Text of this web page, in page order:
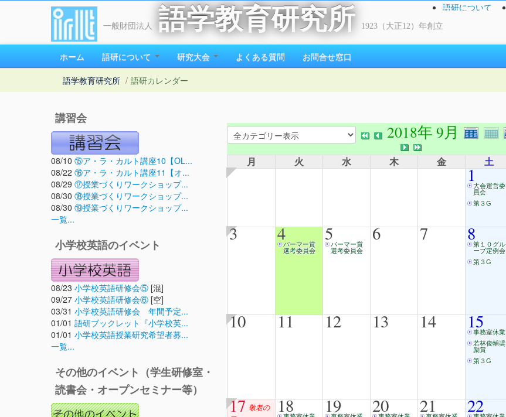
一般財団法人 語学教育研究所 1923（大正12）年創立
語研について
ホーム 語研について 研究大会 よくある質問 お問合せ窓口
語学教育研究所 / 語研カレンダー
講習会
08/10 ⑮ア・ラ・カルト講座10【OL...
08/22 ⑯ア・ラ・カルト講座11【オ...
08/29 ⑰授業づくりワークショップ...
08/30 ⑱授業づくりワークショップ...
08/30 ⑲授業づくりワークショップ...
一覧...
小学校英語のイベント
08/23 小学校英語研修会⑤ [混]
09/27 小学校英語研修会⑥ [空]
03/31 小学校英語研修会 年間予定...
01/01 語研ブックレット『小学校英...
01/01 小学校英語授業研究希望者募...
一覧...
その他のイベント（学生研修室・
読書会・オープンセミナー等）
2018年 9月
月 火 水 木 金 土
1大会運営委
員会
第３G
3 4パーマー賞
選考委員会
5パーマー賞
選考委員会
6 7 8第１０グル
ープ定例会
第３G
10 11 12 13 14 15
事務室休業
若林俊輔奨
励賞
第３G
17 敬老の
18 19 20 21 22